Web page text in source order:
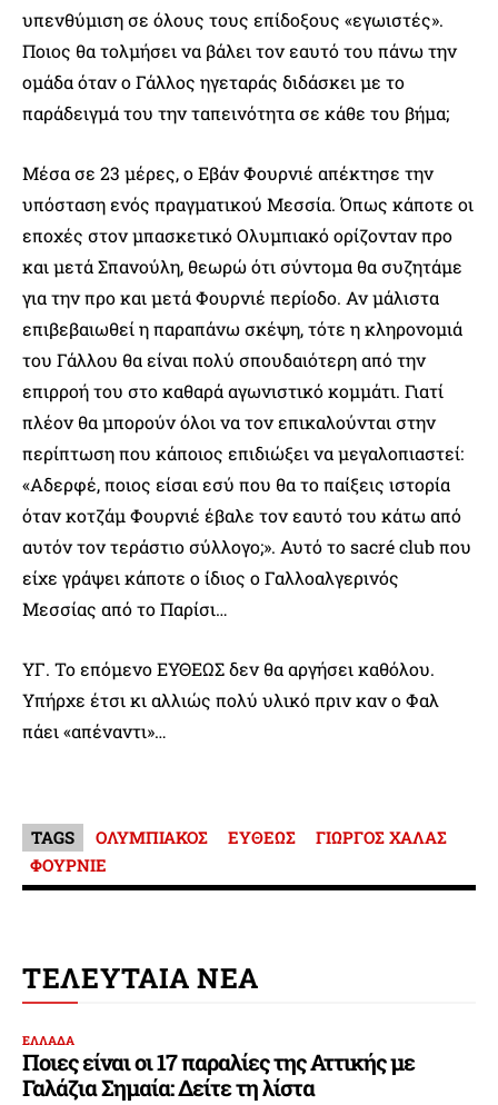
υπενθύμιση σε όλους τους επίδοξους «εγωιστές».
Ποιος θα τολμήσει να βάλει τον εαυτό του πάνω την
ομάδα όταν ο Γάλλος ηγεταράς διδάσκει με το
παράδειγμά του την ταπεινότητα σε κάθε του βήμα;
Μέσα σε 23 μέρες, ο Εβάν Φουρνιέ απέκτησε την
υπόσταση ενός πραγματικού Μεσσία. Όπως κάποτε οι
εποχές στον μπασκετικό Ολυμπιακό ορίζονταν προ
και μετά Σπανούλη, θεωρώ ότι σύντομα θα συζητάμε
για την προ και μετά Φουρνιέ περίοδο. Αν μάλιστα
επιβεβαιωθεί η παραπάνω σκέψη, τότε η κληρονομιά
του Γάλλου θα είναι πολύ σπουδαιότερη από την
επιρροή του στο καθαρά αγωνιστικό κομμάτι. Γιατί
πλέον θα μπορούν όλοι να τον επικαλούνται στην
περίπτωση που κάποιος επιδιώξει να μεγαλοπιαστεί:
«Αδερφέ, ποιος είσαι εσύ που θα το παίξεις ιστορία
όταν κοτζάμ Φουρνιέ έβαλε τον εαυτό του κάτω από
αυτόν τον τεράστιο σύλλογο;». Αυτό το sacré club που
είχε γράψει κάποτε ο ίδιος ο Γαλλοαλγερινός
Μεσσίας από το Παρίσι…
ΥΓ. Το επόμενο ΕΥΘΕΩΣ δεν θα αργήσει καθόλου.
Υπήρχε έτσι κι αλλιώς πολύ υλικό πριν καν ο Φαλ
πάει «απέναντι»…
TAGS ΟΛΥΜΠΙΑΚΟΣ ΕΥΘΕΩΣ
ΓΙΩΡΓΟΣ ΧΑΛΑΣ
ΦΟΥΡΝΙΕ
ΤΕΛΕΥΤΑΙΑ ΝΕΑ
ΕΛΛΑΔΑ
Ποιες είναι οι 17 παραλίες της Αττικής με
Γαλάζια Σημαία: Δείτε τη λίστα